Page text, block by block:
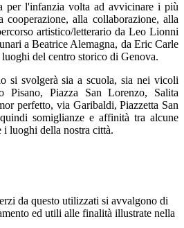
per l'infanzia volta ad avvicinare i più
alla collaborazione, alla
artistico/letterario da Leo Lionni
a Beatrice Alemagna, da Eric Carle
del centro storico di Genova.
si svolgerà sia a scuola, sia nei vicoli
Pisano, Piazza San Lorenzo, Salita
perfetto, via Garibaldi, Piazzetta San
somiglianze e affinità tra alcune
i luoghi della nostra città.
da questo utilizzati si avvalgono di
ed utili alle finalità illustrate nella